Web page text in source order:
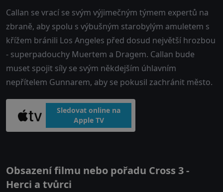
Callan se vrací se svým výjimečným týmem expertů na
zbraně, aby spolu s výbušným starobylým amuletem s
křížem bránili Los Angeles před dosud největší hrozbou
- superpadouchy Muertem a Dragem. Callan bude
muset spojit síly se svým někdejším úhlavním
nepřítelem Gunnarem, aby se pokusil zachránit město.
Sledovat online na
Apple TV
Obsazení filmu nebo pořadu Cross 3 -
Herci a tvůrci